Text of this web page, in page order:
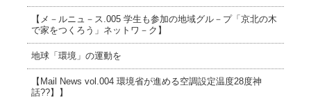
【メ－ルニュ－ス.005 学生も参加の地域グル－プ「京北の木
で家をつくろう」ネットワ－ク】
地球「環境」の運動を
【Mail News vol.004 環境省が進める空調設定温度28度神
話??】】